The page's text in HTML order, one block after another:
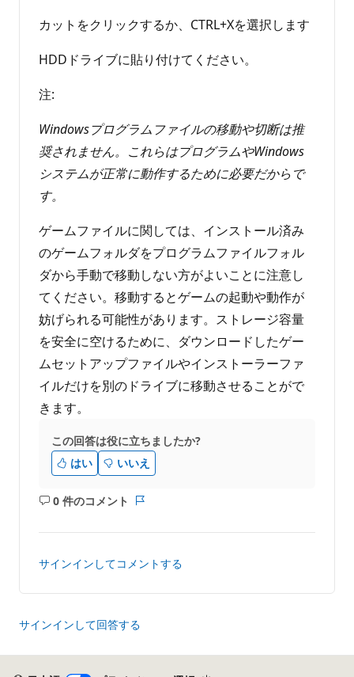
カットをクリックするか、CTRL+Xを選択します
HDDドライブに貼り付けてください。
注:
Windowsプログラムファイルの移動や切断は推
奨されません。これらはプログラムやWindows
システムが正常に動作するために必要だからで
す。
ゲームファイルに関しては、インストール済み
のゲームフォルダをプログラムファイルフォル
ダから手動で移動しない方がよいことに注意し
てください。移動するとゲームの起動や動作が
妨げられる可能性があります。ストレージ容量
を安全に空けるために、ダウンロードしたゲー
ムセットアップファイルやインストーラーファ
イルだけを別のドライブに移動させることがで
きます。
この回答は役に立ちましたか?
はい
いいえ
0 件のコメント
コ
ト
あ
ま
ん
ト
サインインしてコメントする
サインインして回答する